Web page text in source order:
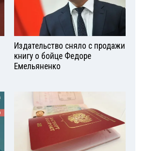
Издательство сняло с продажи
книгу о бойце Федоре
Емельяненко